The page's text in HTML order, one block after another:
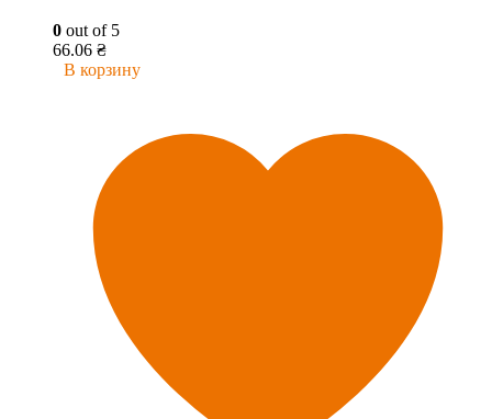
0 out of 5
66.06 ₴
В корзину